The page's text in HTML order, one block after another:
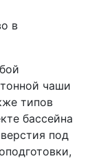
в
чаши
типов
бассейна
под